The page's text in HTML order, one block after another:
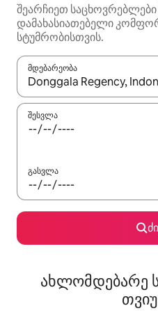
შეარჩიეთ
დამახასიათებელი
სტუმრობისთვის.
მდებარეობა
როცა შედეგები
შესვლა
გასვლა
ახლომდებარე